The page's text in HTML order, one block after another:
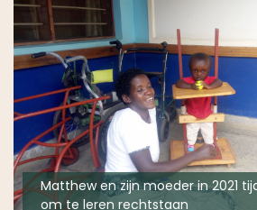
Matthew en zijn moeder in 2021
om te leren rechtstaan